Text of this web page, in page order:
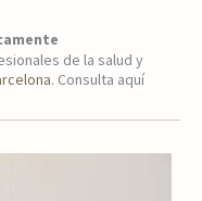
de la salud y
. Consulta aquí